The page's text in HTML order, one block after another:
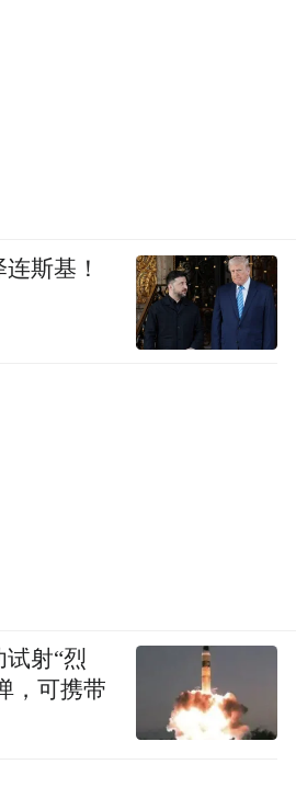
斯基！
射“烈
，可携带